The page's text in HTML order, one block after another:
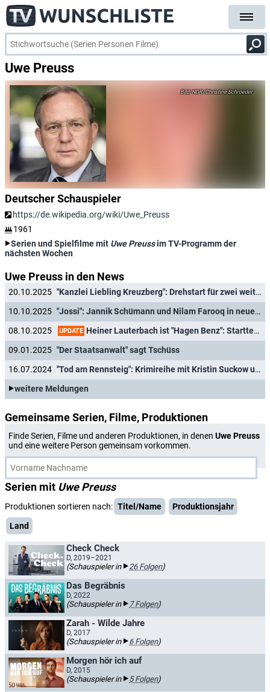
Uwe Preuss
NDR/Christine Schroeder
Deutscher Schauspieler
https://de.wikipedia.org/wiki/Uwe_Preuss
1961
Serien und Spielfilme mit Uwe Preussim TV-Programm der
nächsten Wochen
Uwe Preuss in den News
20.10.2025
"Kanzlei Liebling Kreuzberg": Drehstart für zwei weitere Teile der Anwaltsserie
10.10.2025
"Jossi": Jannik Schümann und Nilam Farooq in neuer Culture-Clash-Comedy
08.10.2025
UPDATE Heiner Lauterbach ist "Hagen Benz": Starttermin für neue Krimireihe
09.01.2025 "Der Staatsanwalt" sagt Tschüss
16.07.2024
"Tod am Rennsteig": Krimireihe mit Kristin Suckow und Bernhard Conrad wird fortgesetzt
weitere Meldungen
Gemeinsame Serien, Filme, Produktionen
Finde Serien, Filme und anderen Produktionen, in denen Uwe Preuss
und eine weitere Person gemeinsam vorkommen.
Serien mit Uwe Preuss
Produktionen sortieren nach: Titel/Name
Produktionsjahr
Land
Check Check
D, 2019–2021
(Schauspieler in 26 Folgen)
Das Begräbnis
D, 2022
(Schauspieler in 7 Folgen)
Zarah - Wilde Jahre
D, 2017
(Schauspieler in 6 Folgen)
Morgen hör ich auf
D, 2015
(Schauspieler in 5 Folgen)